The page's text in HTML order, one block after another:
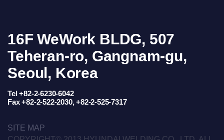
16F WeWork BLDG, 507
Teheran-ro, Gangnam-gu,
Seoul, Korea
Tel +82-2-6230-6042
Fax +82-2-522-2030, +82-2-525-7317
SITE MAP